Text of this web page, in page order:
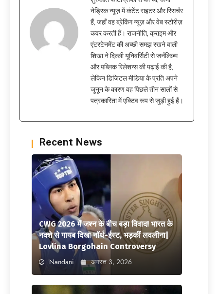
नेड्रिक न्यूज़ में कंटेंट राइटर और रिसर्चर
हैं, जहाँ वह ब्रेकिंग न्यूज़ और वेब स्टोरीज़
कवर करती हैं। राजनीति, क्राइम और
एंटरटेनमेंट की अच्छी समझ रखने वाली
शिखा ने दिल्ली यूनिवर्सिटी से जर्नलिज़्म
और पब्लिक रिलेशन्स की पढ़ाई की है,
लेकिन डिजिटल मीडिया के प्रति अपने
जुनून के कारण वह पिछले तीन सालों से
पत्रकारिता में एक्टिव रूप से जुड़ी हुई हैं।
Recent News
CWG 2026 में जश्न के बीच बड़ा विवाद! भारत के
नक्शे से गायब दिखा नॉर्थ-ईस्ट, भड़कीं लवलीना|
Lovlina Borgohain Controversy
Nandani अगस्त 3, 2026